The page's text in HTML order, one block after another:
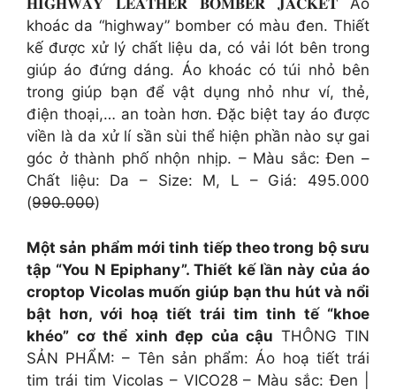
𝐇𝐈𝐆𝐇𝐖𝐀𝐘 𝐋𝐄𝐀𝐓𝐇𝐄𝐑 𝐁𝐎𝐌𝐁𝐄𝐑 𝐉𝐀𝐂𝐊𝐄𝐓 Áo
khoác da “highway” bomber có màu đen. Thiết
kế được xử lý chất liệu da, có vải lót bên trong
giúp áo đứng dáng. Áo khoác có túi nhỏ bên
trong giúp bạn để vật dụng nhỏ như ví, thẻ,
điện thoại,… an toàn hơn. Đặc biệt tay áo được
viền là da xử lí sần sùi thể hiện phần nào sự gai
góc ở thành phố nhộn nhịp. – Màu sắc: Đen –
Chất liệu: Da – Size: M, L – Giá: 495.000
(9̶9̶0̶.̶0̶0̶0̶)
Một sản phẩm mới tinh tiếp theo trong bộ sưu
tập “You N Epiphany”. Thiết kế lần này của áo
croptop Vicolas muốn giúp bạn thu hút và nổi
bật hơn, với hoạ tiết trái tim tinh tế “khoe
khéo” cơ thể xinh đẹp của cậu THÔNG TIN
SẢN PHẨM: – Tên sản phẩm: Áo hoạ tiết trái
tim trái tim Vicolas – VICO28 – Màu sắc: Đen |